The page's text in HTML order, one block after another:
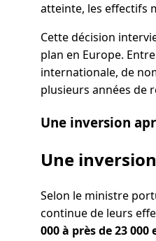
atteinte, les effectifs
Cette décision
plan en Europe.
internationale, de
plusieurs années de
Une inversion
Une
Selon le ministre
continue de leurs
000 à près de 23